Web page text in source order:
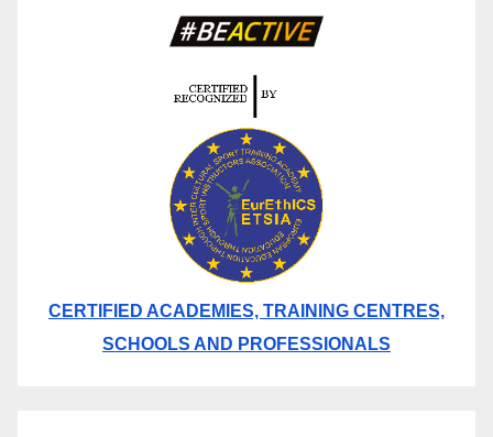
CERTIFIED ACADEMIES, TRAINING CENTRES,
SCHOOLS AND PROFESSIONALS